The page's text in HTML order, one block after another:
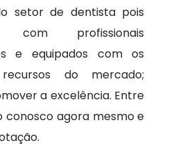
setor de dentista pois
com profissionais
e equipados com os
do mercado;
a excelência. Entre
conosco agora mesmo e